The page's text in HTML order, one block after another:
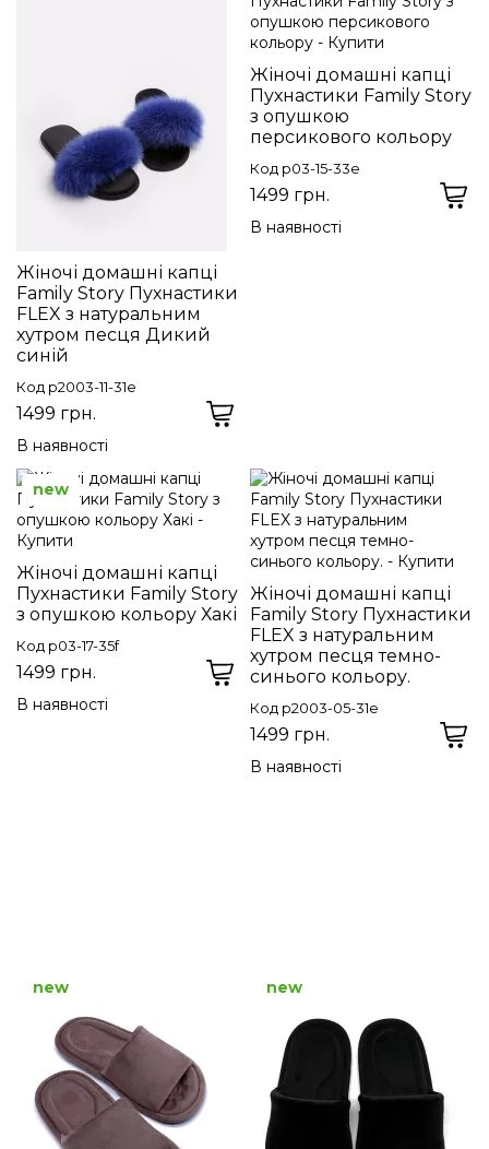
Жіночі домашні капці
Family Story Пухнастики
FLEX з натуральним
хутром песця Дикий
синій
Код p2003-11-31e
1499 грн.
В наявності
Жіночі домашні капці
Пухнастики Family Story
з опушкою
персикового кольору
Код p03-15-33e
1499 грн.
В наявності
Жіночі домашні капці
Пухнастики Family Story
з опушкою кольору Хакі
Код p03-17-35f
1499 грн.
В наявності
new
Жіночі домашні капці
Family Story Пухнастики
FLEX з натуральним
хутром песця темно-
синього кольору.
Код p2003-05-31e
1499 грн.
В наявності
new new